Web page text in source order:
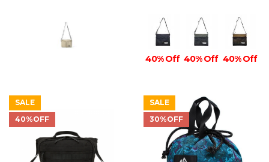
40% Off 40% Off 40% Off
SALE
40%OFF
SALE
30%OFF